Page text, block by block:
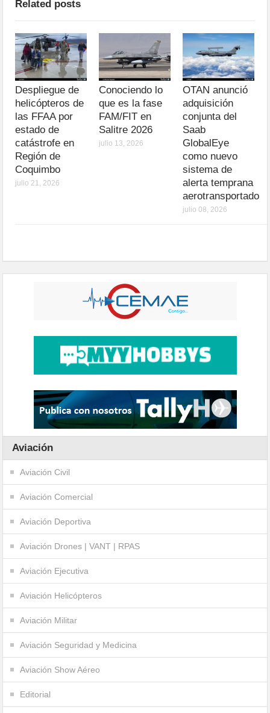
Related posts
Despliegue de
helicópteros de
las FFAA por
estado de
catástrofe en
Región de
Coquimbo
julio 21, 2026
Conociendo lo
que es la fase
FAM/FIT en
Salitre 2026
julio 13, 2026
OTAN anunció
adquisición
conjunta del
Saab
GlobalEye
como nuevo
sistema de
alerta temprana
aerotransportado
julio 08, 2026
Aviación
Aviación Civil
Aviación Comercial
Aviación Deportiva
Aviación Drones | VANT | RPAS
Aviación Ejecutiva
Aviación Helicópteros
Aviación Militar
Aviación Seguridad y Medicina
Aviación Show Aéreo
Editorial